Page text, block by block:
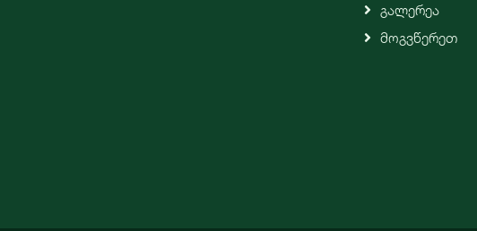
Გალერეა
Მოგვწერეთ